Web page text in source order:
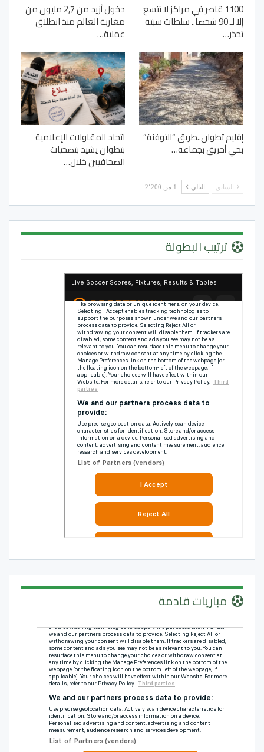
1100 قاصر في مراكز لا تتسع
إلا لـ 90 شخصا.. سلطات سبتة
تحذر…
دخول أزيد من 2,7 مليون من
مغاربة العالم منذ انطلاق
عملية…
إقليم تطوان..طريق “التوفنة”
بحي أحريق بجماعة…
اتحاد المقاولات الإعلامية
بتطوان يشيد بتضحيات
الصحافيين خلال…
السابق التالي 1 من 2٬200
ترتيب البطولة
مباريات قادمة